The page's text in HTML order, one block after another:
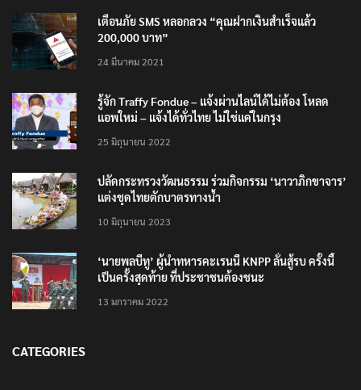
เตือนภัย SMS หลอกลวง “คุณฝากเงินสำเร็จแล้ว
200,000 บาท”
24 มีนาคม 2021
รู้จัก Traffy Fondue – แจ้งผ่านไลน์ได้ไม่ต้อง โหลด
แอพใหม่ – แจ้งได้ทั่วไทย ไม่ใช่แค่ในกรุง
25 มิถุนายน 2022
ปลัดกระทรวงวัฒนธรรม ร่วมกิจกรรม ‘นาวาภิกขาจาร’
แต่งชุดไทยตักบาตรทางน้ำ
10 มิถุนายน 2023
‘นายพลบีทู’ ผู้นำทหารคะเรนนี KNPP ลั่นสู้รบ ครั้งนี้
เป็นครั้งสุดท้าย ที่ประชาชนต้องชนะ
13 มกราคม 2022
CATEGORIES